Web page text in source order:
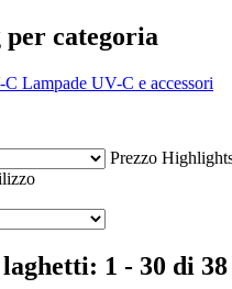
per categoria
C Lampade UV-C e accessori
Prezzo
1 - 30 di